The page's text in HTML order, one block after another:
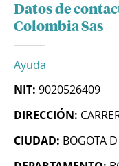
Datos de
Colombia Sas
Ayuda
NIT: 9020526409
DIRECCIÓN:
CIUDAD: BOGOTA